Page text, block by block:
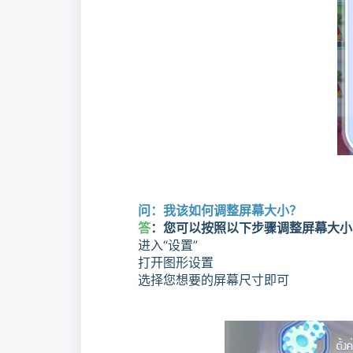
问：我该如何调整屏幕大小？
答：您可以按照以下步骤调整屏幕大
进入“设置”
打开图形设置
选择您想要的屏幕尺寸即可